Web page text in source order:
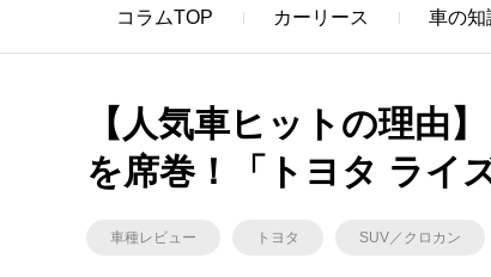
コラムTOP カーリース 車の知
【人気車ヒットの理由
を席巻！「トヨタ ライズ
車種レビュー トヨタ SUV／クロカン